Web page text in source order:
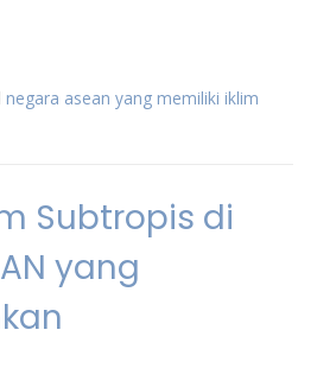
negara asean yang memiliki iklim
Subtropis di
yang